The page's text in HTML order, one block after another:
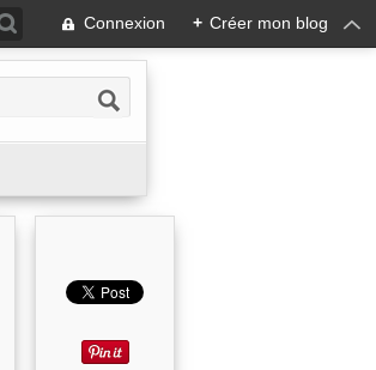
Connexion + Créer mon blog